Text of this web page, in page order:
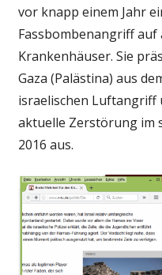
vor knapp einem Jahr
Fassbombenangriff auf
Krankenhäuser. Sie
Gaza (Palästina) aus
israelischen Luftangriff
aktuelle Zerstörung im
2016 aus.